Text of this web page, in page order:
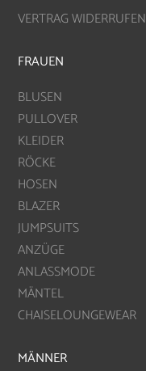
VERTRAG WIDERRUFEN
FRAUEN
BLUSEN
PULLOVER
KLEIDER
RÖCKE
HOSEN
BLAZER
JUMPSUITS
ANZÜGE
ANLASSMODE
MÄNTEL
CHAISELOUNGEWEAR
MÄNNER